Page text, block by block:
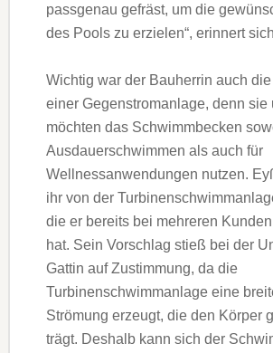
passgenau gefräst, um die
des Pools zu erzielen“, erinnert
Wichtig war der Bauherrin auch
einer Gegenstromanlage, denn sie
möchten das Schwimmbecken
Ausdauerschwimmen als auch für
Wellnessanwendungen nutzen.
ihr von der
die er bereits bei mehreren
hat. Sein Vorschlag stieß bei der
Gattin auf Zustimmung, da die
Turbinenschwimmanlage eine
Strömung erzeugt, die den Körper
trägt. Deshalb kann sich der